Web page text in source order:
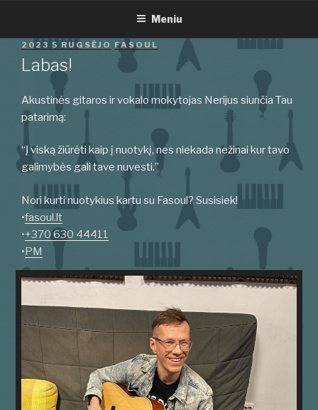
turinio
Meniu
PASKELBTA
2023 5 RUGSĖJO FASOUL
Labas!
Akustinės gitaros ir vokalo mokytojas Nerijus siunčia Tau
patarimą:
“Į viską žiūrėti kaip į nuotykį, nes niekada nežinai kur tavo
galimybės gali tave nuvesti.”
Nori kurti nuotykius kartu su Fasoul? Susisiek!
•fasoul.lt
•+370 630 44411
•PM